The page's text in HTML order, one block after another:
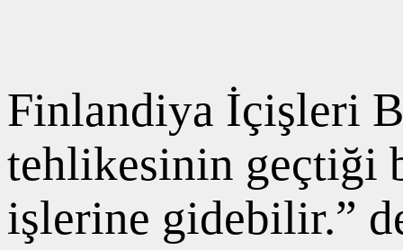
Finlandiya İçişleri
tehlikesinin geçtiği
işlerine gidebilir.”